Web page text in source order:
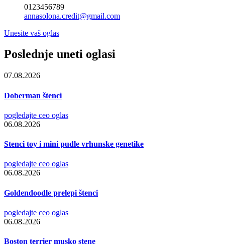
0123456789
annasolona.credit@gmail.com
Unesite vaš oglas
Poslednje uneti oglasi
07.08.2026
Doberman štenci
pogledajte ceo oglas
06.08.2026
Stenci toy i mini pudle vrhunske genetike
pogledajte ceo oglas
06.08.2026
Goldendoodle prelepi štenci
pogledajte ceo oglas
06.08.2026
Boston terrier musko stene